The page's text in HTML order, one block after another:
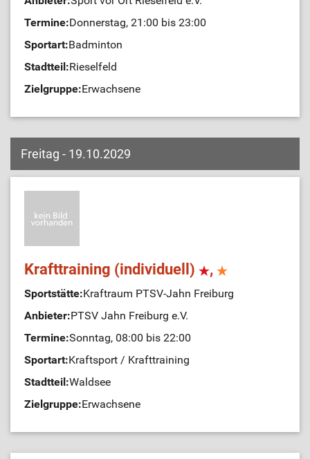
Termine:Donnerstag, 21:00 bis 23:00
Sportart:Badminton
Stadtteil:Rieselfeld
Zielgruppe:Erwachsene
Freitag - 19.10.2029
Krafttraining (individuell) ,
Sportstätte:Kraftraum PTSV-Jahn Freiburg
Anbieter:PTSV Jahn Freiburg e.V.
Termine:Sonntag, 08:00 bis 22:00
Sportart:Kraftsport / Krafttraining
Stadtteil:Waldsee
Zielgruppe:Erwachsene